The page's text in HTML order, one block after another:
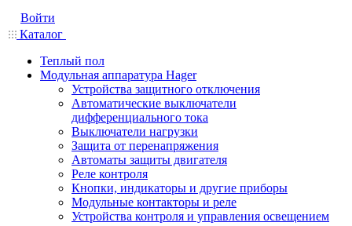
Войти
Каталог
Теплый пол
Модульная аппаратура Hager
Устройства защитного отключения
Автоматические выключатели
дифференциального тока
Выключатели нагрузки
Защита от перенапряжения
Автоматы защиты двигателя
Реле контроля
Кнопки, индикаторы и другие приборы
Модульные контакторы и реле
Устройства контроля и управления освещением